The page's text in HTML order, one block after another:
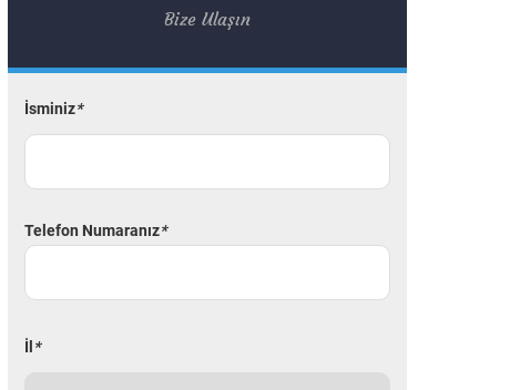
Bize Ulaşın
İsminiz*
Telefon Numaranız*
İl *